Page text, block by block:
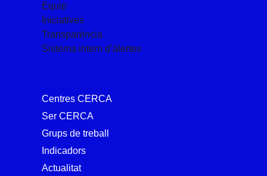
Equip
Iniciatives
Transparència
Sistema intern d’alertes
Centres CERCA
Ser CERCA
Grups de treball
Indicadors
Actualitat